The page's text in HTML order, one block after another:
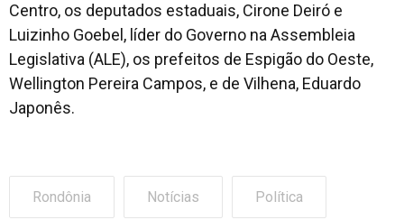
Centro, os deputados estaduais, Cirone Deiró e
Luizinho Goebel, líder do Governo na Assembleia
Legislativa (ALE), os prefeitos de Espigão do Oeste,
Wellington Pereira Campos, e de Vilhena, Eduardo
Japonês.
Rondônia Notícias Política